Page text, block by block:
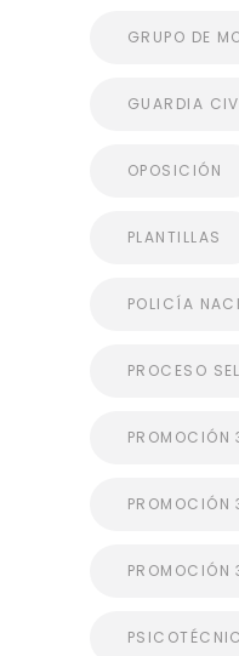
GRUPO DE
GUARDIA
OPOSICIÓN
PLANTILLAS
POLICÍA
PROCESO
PROMOCIÓN
PROMOCIÓN
PROMOCIÓN